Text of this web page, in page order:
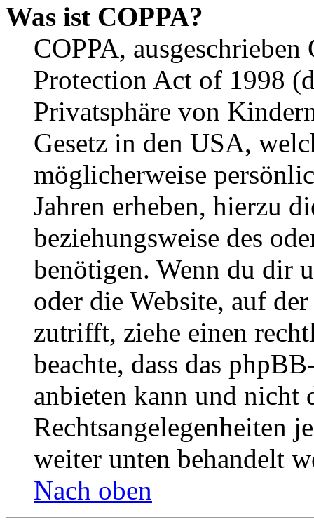
Was ist COPPA?
COPPA,
Protection Act of 1998
Privatsphäre von
Gesetz in den USA,
möglicherweise
Jahren erheben, hierzu
beziehungsweise des
benötigen. Wenn du dir
oder die Website, auf
zutrifft, ziehe einen
beachte, dass das
anbieten kann und nicht
Rechtsangelegenheiten
weiter unten behandelt
Nach oben